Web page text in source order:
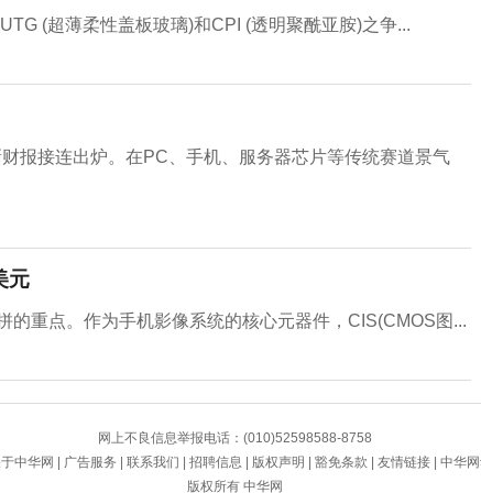
(超薄柔性盖板玻璃)和CPI (透明聚酰亚胺)之争...
报接连出炉。在PC、手机、服务器芯片等传统赛道景气
元
重点。作为手机影像系统的核心元器件，CIS(CMOS图...
网上不良信息举报电话：(010)52598588-8758
中华网
广告服务 联系我们 招聘信息 版权声明 豁免条款 友情链接
中华
版权所有 中华网